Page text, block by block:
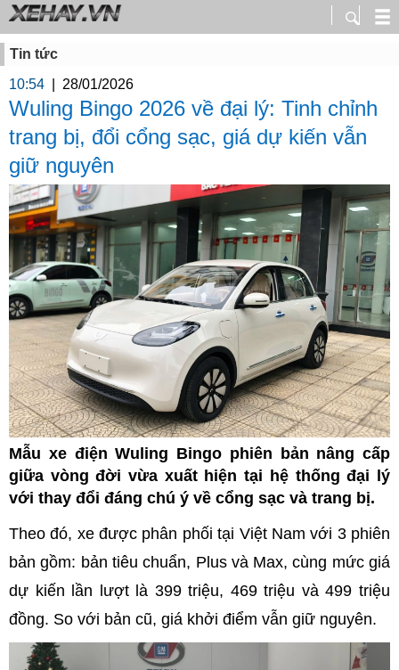
Tin tức
10:54
28/01/2026
Wuling Bingo 2026 về đại lý: Tinh chỉnh
trang bị, đổi cổng sạc, giá dự kiến vẫn
giữ nguyên
Mẫu xe điện Wuling Bingo phiên bản nâng cấp
giữa vòng đời vừa xuất hiện tại hệ thống đại lý
với thay đổi đáng chú ý về cổng sạc và trang bị.
Theo đó, xe được phân phối tại Việt Nam với 3 phiên
bản gồm: bản tiêu chuẩn, Plus và Max, cùng mức giá
dự kiến lần lượt là 399 triệu, 469 triệu và 499 triệu
đồng. So với bản cũ, giá khởi điểm vẫn giữ nguyên.